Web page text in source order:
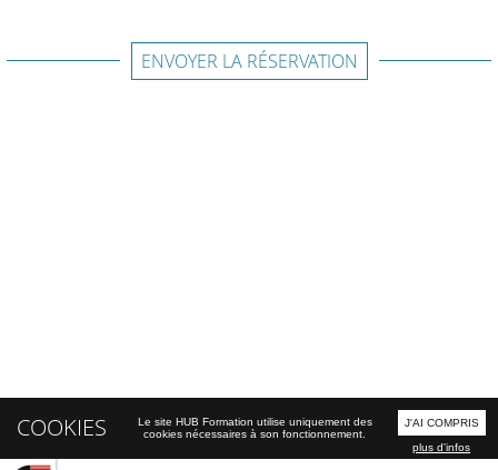
ENVOYER LA RÉSERVATION
COOKIES
Le site HUB Formation utilise uniquement des
cookies nécessaires à son fonctionnement.
J'AI COMPRIS
plus d'infos